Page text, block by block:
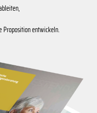
Proposition entwickeln.